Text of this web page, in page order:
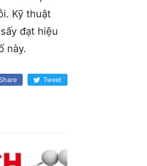
Kỹ thuật
đạt hiệu
này.
Tweet